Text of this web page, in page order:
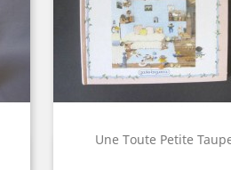
Une Toute Petite